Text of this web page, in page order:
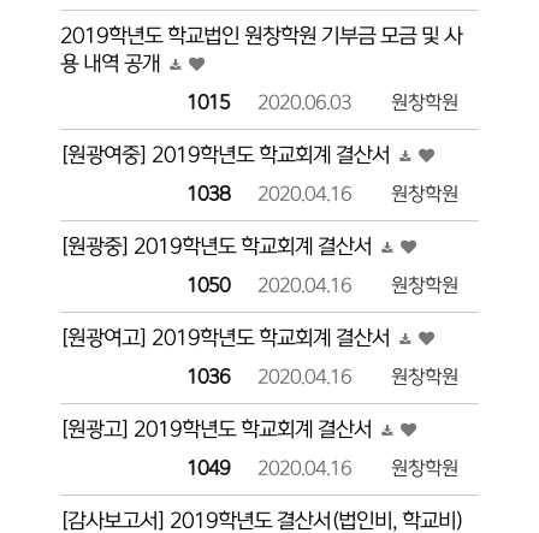
2019학년도 학교법인 원창학원 기부금 모금 및 사
용 내역 공개
원창학원
2020.06.03
1015
[원광여중] 2019학년도 학교회계 결산서
원창학원
2020.04.16
1038
[원광중] 2019학년도 학교회계 결산서
원창학원
2020.04.16
1050
[원광여고] 2019학년도 학교회계 결산서
원창학원
2020.04.16
1036
[원광고] 2019학년도 학교회계 결산서
원창학원
2020.04.16
1049
[감사보고서] 2019학년도 결산서(법인비, 학교비)